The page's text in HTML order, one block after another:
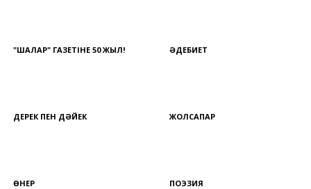
"ШАЛҚАР" ГАЗЕТІНЕ 50 ЖЫЛ! ӘДЕБИЕТ
ДЕРЕК ПЕН ДӘЙЕК ЖОЛСАПАР
ӨНЕР ПОЭЗИЯ